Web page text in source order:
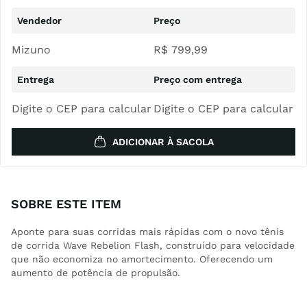
Mizuno R$ 799,99
Digite o CEP para calcular Digite o CEP para calcular
ADICIONAR À SACOLA
SOBRE ESTE ITEM
Aponte para suas corridas mais rápidas com o novo tênis
de corrida Wave Rebelion Flash, construído para velocidade
que não economiza no amortecimento. Oferecendo um
aumento de potência de propulsão.